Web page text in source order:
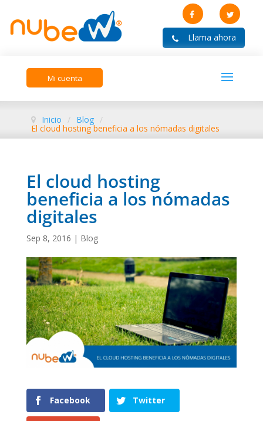
Mi cuenta
Inicio / Blog /
El cloud hosting beneficia a los nómadas digitales
El cloud hosting
beneficia a los nómadas
digitales
Sep 8, 2016 | Blog
Facebook Twitter